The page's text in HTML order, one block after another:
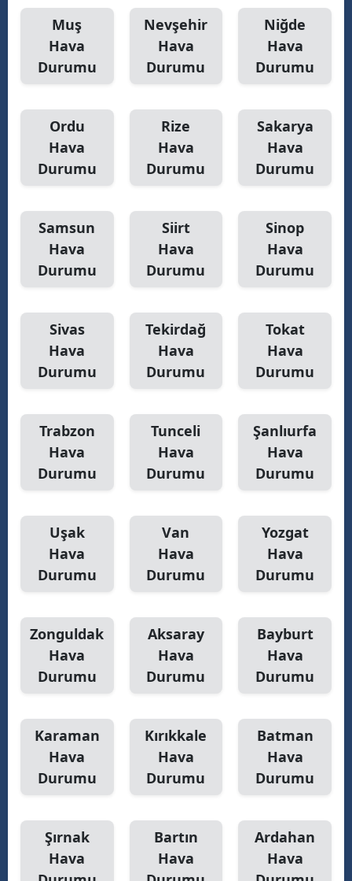
Muş
Hava
Durumu
Nevşehir
Hava
Durumu
Niğde
Hava
Durumu
Ordu
Hava
Durumu
Rize
Hava
Durumu
Sakarya
Hava
Durumu
Samsun
Hava
Durumu
Siirt
Hava
Durumu
Sinop
Hava
Durumu
Sivas
Hava
Durumu
Tekirdağ
Hava
Durumu
Tokat
Hava
Durumu
Trabzon
Hava
Durumu
Tunceli
Hava
Durumu
Şanlıurfa
Hava
Durumu
Uşak
Hava
Durumu
Van
Hava
Durumu
Yozgat
Hava
Durumu
Zonguldak
Hava
Durumu
Aksaray
Hava
Durumu
Bayburt
Hava
Durumu
Karaman
Hava
Durumu
Kırıkkale
Hava
Durumu
Batman
Hava
Durumu
Şırnak
Hava
Bartın
Hava
Ardahan
Hava